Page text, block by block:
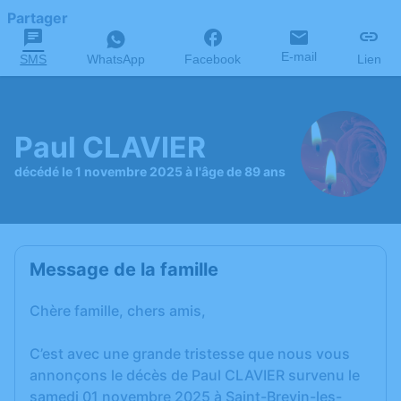
Partager
SMS WhatsApp Facebook E-mail Lien
Paul CLAVIER
décédé le 1 novembre 2025 à l'âge de 89 ans
Message de la famille
Chère famille, chers amis,
C’est avec une grande tristesse que nous vous
annonçons le décès de Paul CLAVIER survenu le
samedi 01 novembre 2025 à Saint-Brevin-les-